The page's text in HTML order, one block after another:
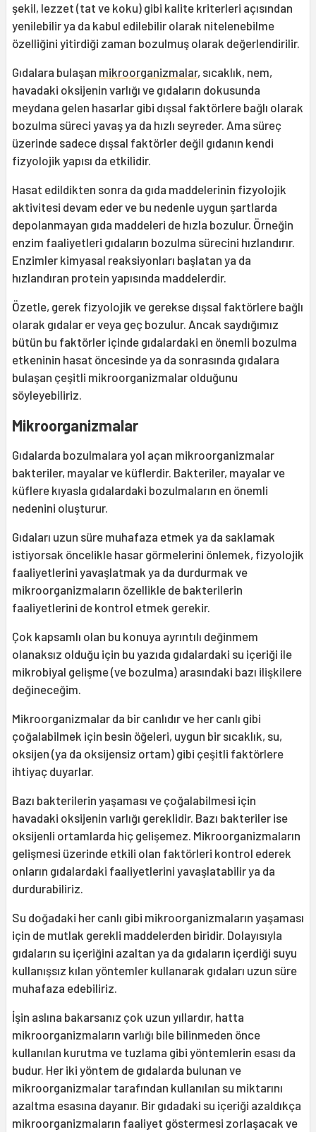
şekil, lezzet (tat ve koku) gibi kalite kriterleri açısından
yenilebilir ya da kabul edilebilir olarak nitelenebilme
özelliğini yitirdiği zaman bozulmuş olarak değerlendirilir.
Gıdalara bulaşan mikroorganizmalar, sıcaklık, nem,
havadaki oksijenin varlığı ve gıdaların dokusunda
meydana gelen hasarlar gibi dışsal faktörlere bağlı olarak
bozulma süreci yavaş ya da hızlı seyreder. Ama süreç
üzerinde sadece dışsal faktörler değil gıdanın kendi
fizyolojik yapısı da etkilidir.
Hasat edildikten sonra da gıda maddelerinin fizyolojik
aktivitesi devam eder ve bu nedenle uygun şartlarda
depolanmayan gıda maddeleri de hızla bozulur. Örneğin
enzim faaliyetleri gıdaların bozulma sürecini hızlandırır.
Enzimler kimyasal reaksiyonları başlatan ya da
hızlandıran protein yapısında maddelerdir.
Özetle, gerek fizyolojik ve gerekse dışsal faktörlere bağlı
olarak gıdalar er veya geç bozulur. Ancak saydığımız
bütün bu faktörler içinde gıdalardaki en önemli bozulma
etkeninin hasat öncesinde ya da sonrasında gıdalara
bulaşan çeşitli mikroorganizmalar olduğunu
söyleyebiliriz.
Mikroorganizmalar
Gıdalarda bozulmalara yol açan mikroorganizmalar
bakteriler, mayalar ve küflerdir. Bakteriler, mayalar ve
küflere kıyasla gıdalardaki bozulmaların en önemli
nedenini oluşturur.
Gıdaları uzun süre muhafaza etmek ya da saklamak
istiyorsak öncelikle hasar görmelerini önlemek, fizyolojik
faaliyetlerini yavaşlatmak ya da durdurmak ve
mikroorganizmaların özellikle de bakterilerin
faaliyetlerini de kontrol etmek gerekir.
Çok kapsamlı olan bu konuya ayrıntılı değinmem
olanaksız olduğu için bu yazıda gıdalardaki su içeriği ile
mikrobiyal gelişme (ve bozulma) arasındaki bazı ilişkilere
değineceğim.
Mikroorganizmalar da bir canlıdır ve her canlı gibi
çoğalabilmek için besin öğeleri, uygun bir sıcaklık, su,
oksijen (ya da oksijensiz ortam) gibi çeşitli faktörlere
ihtiyaç duyarlar.
Bazı bakterilerin yaşaması ve çoğalabilmesi için
havadaki oksijenin varlığı gereklidir. Bazı bakteriler ise
oksijenli ortamlarda hiç gelişemez. Mikroorganizmaların
gelişmesi üzerinde etkili olan faktörleri kontrol ederek
onların gıdalardaki faaliyetlerini yavaşlatabilir ya da
durdurabiliriz.
Su doğadaki her canlı gibi mikroorganizmaların yaşaması
için de mutlak gerekli maddelerden biridir. Dolayısıyla
gıdaların su içeriğini azaltan ya da gıdaların içerdiği suyu
kullanışsız kılan yöntemler kullanarak gıdaları uzun süre
muhafaza edebiliriz.
İşin aslına bakarsanız çok uzun yıllardır, hatta
mikroorganizmaların varlığı bile bilinmeden önce
kullanılan kurutma ve tuzlama gibi yöntemlerin esası da
budur. Her iki yöntem de gıdalarda bulunan ve
mikroorganizmalar tarafından kullanılan su miktarını
azaltma esasına dayanır. Bir gıdadaki su içeriği azaldıkça
mikroorganizmaların faaliyet göstermesi zorlaşacak ve